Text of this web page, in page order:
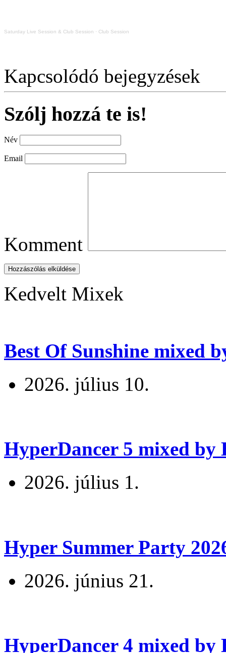
Saturday Live Session & Club Session · Club Session
Kapcsolódó bejegyzések
Szólj hozzá te is!
Név
Email
Komment
Hozzászólás elküldése
Kedvelt Mixek
Best Of Sunshine mixed
2026. július 10.
HyperDancer 5 mixed by
2026. július 1.
Hyper Summer Party
2026. június 21.
HyperDancer 4 mixed by